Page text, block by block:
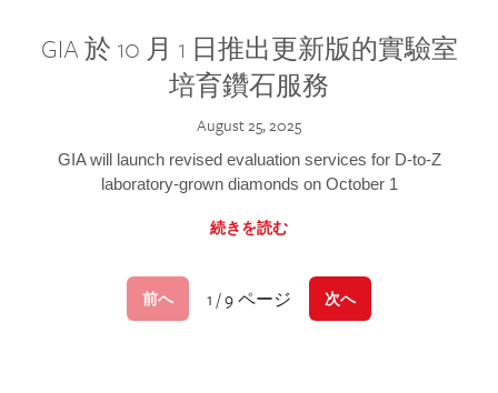
GIA 於 10 月 1 日推出更新版的實驗室
培育鑽石服務
August 25, 2025
GIA will launch revised evaluation services for D-to-Z
laboratory-grown diamonds on October 1
続きを読む
前へ 1 / 9 ページ 次へ